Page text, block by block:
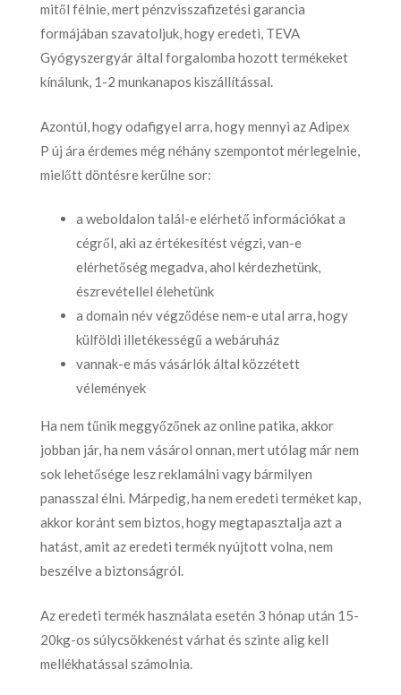
mitől félnie, mert pénzvisszafizetési garancia
formájában szavatoljuk, hogy eredeti, TEVA
Gyógyszergyár által forgalomba hozott termékeket
kínálunk, 1-2 munkanapos kiszállítással.
Azontúl, hogy odafigyel arra, hogy mennyi az Adipex
P új ára érdemes még néhány szempontot mérlegelnie,
mielőtt döntésre kerülne sor:
a weboldalon talál-e elérhető információkat a
cégről, aki az értékesítést végzi, van-e
elérhetőség megadva, ahol kérdezhetünk,
észrevétellel élehetünk
a domain név végződése nem-e utal arra, hogy
külföldi illetékességű a webáruház
vannak-e más vásárlók által közzétett
vélemények
Ha nem tűnik meggyőzőnek az online patika, akkor
jobban jár, ha nem vásárol onnan, mert utólag már nem
sok lehetősége lesz reklamálni vagy bármilyen
panasszal élni. Márpedig, ha nem eredeti terméket kap,
akkor koránt sem biztos, hogy megtapasztalja azt a
hatást, amit az eredeti termék nyújtott volna, nem
beszélve a biztonságról.
Az eredeti termék használata esetén 3 hónap után 15-
20kg-os súlycsökkenést várhat és szinte alig kell
mellékhatással számolnia.